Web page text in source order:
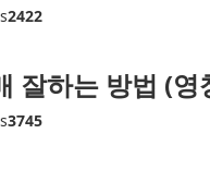
2422
잘하는 방법 (영
3745